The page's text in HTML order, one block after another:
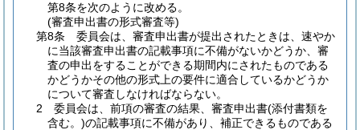
第8条を次のように改める。
(審査申出書の形式審査等)
第8条
委員会は、審査申出書が提出されたときは、速やか
に当該審査申出書の記載事項に不備がないかどうか、審
査の申出をすることができる期間内にされたものである
かどうかその他の形式上の要件に適合しているかどうか
について審査しなければならない。
2
委員会は、前項の審査の結果、審査申出書(添付書類を
含む。)の記載事項に不備があり、補正できるものである